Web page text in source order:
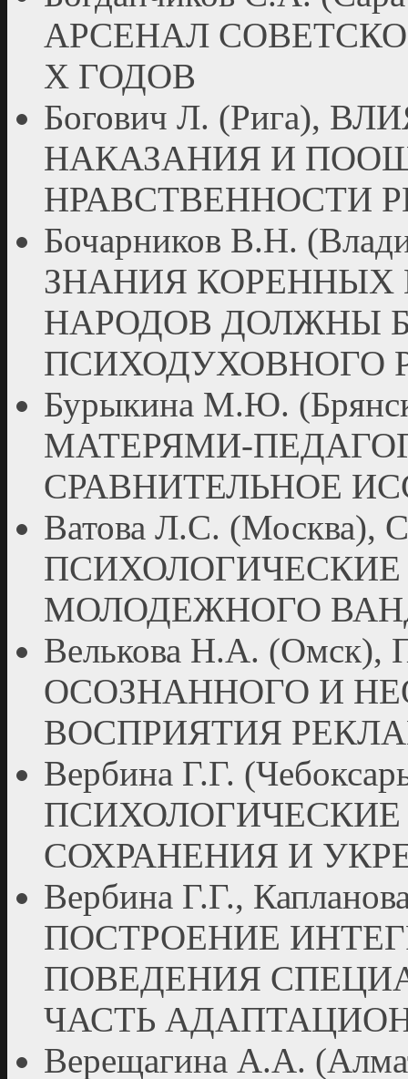
АРСЕНАЛ
Х ГОДОВ
Богович Л. (Рига),
НАКАЗАНИЯ И
НРАВСТВЕННОСТИ
Бочарников В.Н.
ЗНАНИЯ
НАРОДОВ ДОЛЖНЫ
ПСИХОДУХОВНОГО
Бурыкина М.Ю.
МАТЕРЯМИ-
СРАВНИТЕЛЬНОЕ
Ватова Л.С.
МОЛОДЕЖНОГО
Велькова Н.А.
ОСОЗНАННОГО И
ВОСПРИЯТИЯ
Вербина Г.Г.
СОХРАНЕНИЯ И
Вербина Г.Г.,
ПОСТРОЕНИЕ
ПОВЕДЕНИЯ
ЧАСТЬ
Верещагина А.А.